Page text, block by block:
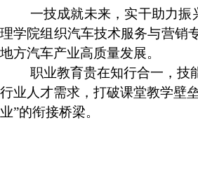
一技成就未来，实干助力振
理学院组织汽车技术服务与营销
地方汽车产业高质量发展。
职业教育贵在知行合一，技
行业人才需求，打破课堂教学壁
业”的衔接桥梁。